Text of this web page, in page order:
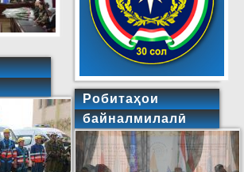
Робитаҳои
байналмилалӣ